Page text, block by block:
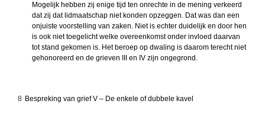
Mogelijk hebben zij enige tijd ten onrechte in de mening verkeerd
dat zij dat lidmaatschap niet konden opzeggen. Dat was dan een
onjuiste voorstelling van zaken. Niet is echter duidelijk en door hen
is ook niet toegelicht welke overeenkomst onder invloed daarvan
tot stand gekomen is. Het beroep op dwaling is daarom terecht niet
gehonoreerd en de grieven III en IV zijn ongegrond.
8 Bespreking van grief V – De enkele of dubbele kavel